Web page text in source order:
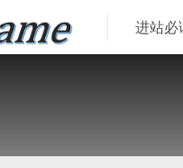
进站必